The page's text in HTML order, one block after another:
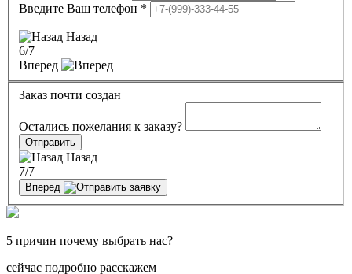
Введите Ваш телефон *
Назад
6/7
Вперед
Заказ почти создан
Остались пожелания к заказу?
Отправить
Назад
7/7
Вперед
5 причин почему выбрать нас?
сейчас подробно расскажем